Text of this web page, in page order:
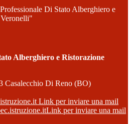
Di Stato Alberghiero e
Alberghiero e Ristorazione
Casalecchio Di Reno (BO)
Link per inviare una mail
Link per inviare una mail